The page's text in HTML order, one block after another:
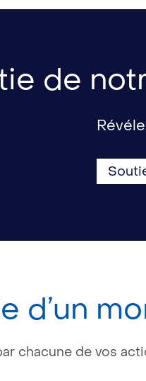
de
d’un
chacune de vos